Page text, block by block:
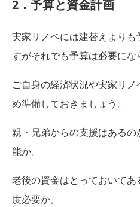
2．予算と資金計画
実家リノベには建替えより
すがそれでも予算は必要にな
ご自身の経済状況や実家リ
め準備しておきましょう。
親・兄弟からの支援はある
能か。
老後の資金はとっておいて
度必要か。